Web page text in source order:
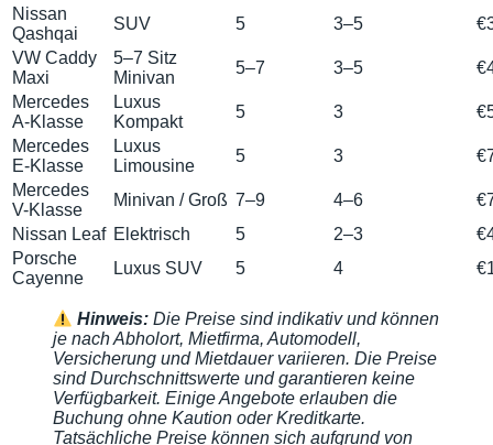
Nissan
Qashqai
SUV 5 3–5
VW Caddy
Maxi
5–7 Sitz
Minivan
5–7 3–5
Mercedes
A-Klasse
Luxus
Kompakt
5 3
Mercedes
E-Klasse
Luxus
Limousine
5 3
Mercedes
V-Klasse
Minivan / Groß 7–9 4–6
Nissan Leaf Elektrisch 5 2–3
Porsche
Cayenne
Luxus SUV 5 4
Hinweis: Die Preise sind indikativ und können
je nach Abholort, Mietfirma, Automodell,
Versicherung und Mietdauer variieren. Die Preise
sind Durchschnittswerte und garantieren keine
Verfügbarkeit. Einige Angebote erlauben die
Buchung ohne Kaution oder Kreditkarte.
Tatsächliche Preise können sich aufgrund von